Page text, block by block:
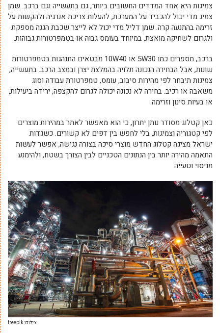
צמיגות היא אחד המדדים החשובים ביותר, גם בתעשייה וגם ברכב. שמן
צמיג מדי יכול להכביד על המערכת, להעלות צריכת אנרגיה ולהקשות על
זרימה בהתנעה קרה. שמן דליל מדי יכול לא לייצר שכבת הגנה מספקת
ולגרום לשחיקה מואצת, במיוחד בעומס גבוה או בטמפרטורות גבוהות.
ברכב, מספרים כמו 5W30 או 10W40 מבטאים התנהגות בטמפרטורות
שונות, אבל הבחירה הנכונה תלויה בהמלצת יצרן ובמצב הרכב. בתעשייה,
צמיגות תיבחר לפי מהירות סיבוב, עומס, טמפרטורת עבודה וסוג
משאבה או רכיב. בחירה לא נכונה יכולה לגרום להקצפה, ירידה ביעילות,
או בעיות סינון וזרימה.
כאן קטלוג מסודר נותן יתרון, כי הוא מאפשר לאתר במהירות מוצרים
לפי קטגוריה וצמיגות, בלי לחפש בין דפים לא קשורים. כשגדות
ישראל מציגה קטלוג החדש מוצרי סיכה בצורה נגישה, אפשר לעשות
התאמה מהירה יותר בין הנתונים הטכניים לבין הצורך בשטח, ולהימנע
מניסוי וטעייה.
צילום: freepik